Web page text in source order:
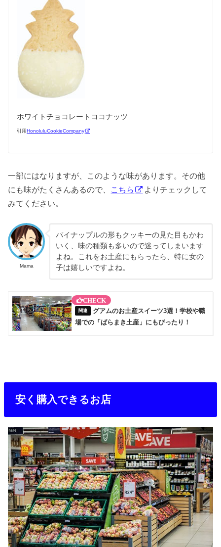
ホワイトチョコレートココナッツ
引用HonoluluCookieCompany
一部にはなりますが、このような味があります。その他
にも味がたくさんあるので、 こちら
よりチェックして
みてください。
Mama
パイナップルの形もクッキーの見た目もかわ
いく、味の種類も多いので迷ってしまいます
よね。これをお土産にもらったら、特に女の
子は嬉しいですよね。
グアムのお土産スイーツ3選！学校や職
場での「ばらまき土産」にもぴったり！
安く購入できるお店